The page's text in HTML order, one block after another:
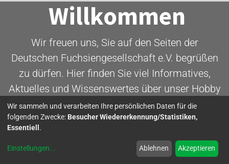
Willkommen
Wir freuen uns, Sie auf den Seiten der
Deutschen Fuchsiengesellschaft e.V. begrüßen
zu dürfen. Hier finden Sie viel Informatives,
Aktuelles und Wissenswertes über unser Hobby
- die Fuchsie.
Wir sammeln und verarbeiten Ihre persönlichen Daten für die
folgenden Zwecke: Besucher Wiedererkennung/Statistiken,
Essentiell .
Einstellungen... Ablehnen Akzeptieren